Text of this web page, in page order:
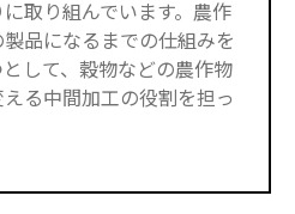
取り組んでいます。農作
品になるまでの仕組みを
して、穀物などの農作物
る中間加工の役割を担っ